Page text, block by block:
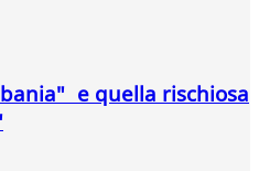
e quella rischiosa